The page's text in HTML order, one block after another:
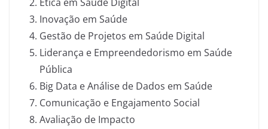
Inovação em Saúde
Gestão de Projetos em Saúde Digital
Liderança e Empreendedorismo em Saúde
Pública
Big Data e Análise de Dados em Saúde
Comunicação e Engajamento Social
Avaliação de Impacto